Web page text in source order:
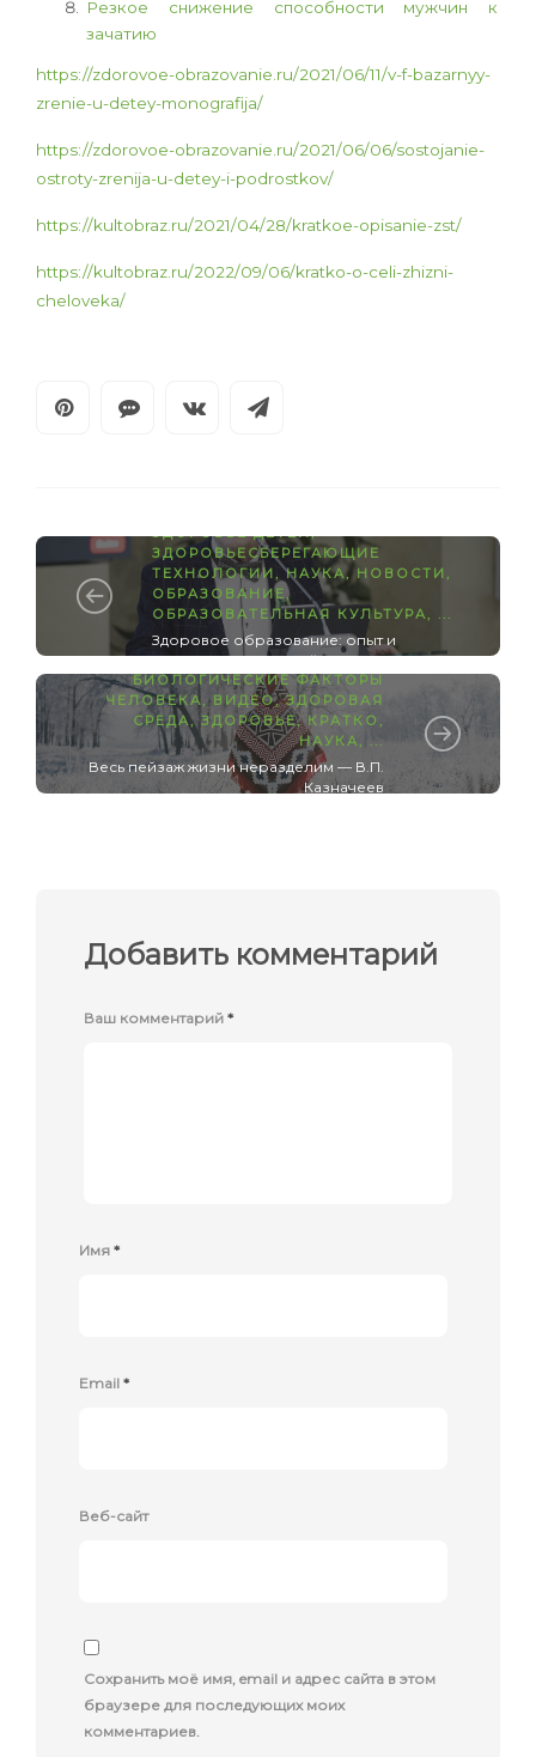
Резкое снижение способности мужчин к
зачатию
https://zdorovoe-obrazovanie.ru/2021/06/11/v-f-bazarnyy-
zrenie-u-detey-monografija/
https://zdorovoe-obrazovanie.ru/2021/06/06/sostojanie-
ostroty-zrenija-u-detey-i-podrostkov/
https://kultobraz.ru/2021/04/28/kratkoe-opisanie-zst/
https://kultobraz.ru/2022/09/06/kratko-o-celi-zhizni-
cheloveka/
ЗДОРОВЬЕСБЕРЕГАЮЩИЕ
ТЕХНОЛОГИИ ,НАУКА, НОВОСТИ
ОБРАЗОВАНИЕ ,
ОБРАЗОВАТЕЛЬНАЯ КУЛЬТУРА
Здоровое образование: опыт и
перспективы: первый день
БИОЛОГИЧЕСКИЕ ФАКТОРЫ
ЧЕЛОВЕКА, ВИДЕО,ЗДОРОВАЯ
СРЕДА, ЗДОРОВЬЕ, КРАТКО ,
НАУКА, ...
Весь пейзаж жизни неразделим — В.П.
Казначеев
Добавить комментарий
Ваш комментарий *
Имя *
Email *
Веб-сайт
Сохранить моё имя, email и адрес сайта в этом
браузере для последующих моих
комментариев.